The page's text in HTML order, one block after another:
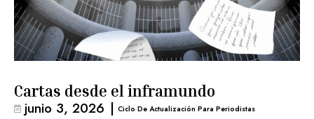
Cartas desde el inframundo
junio 3, 2026 | Ciclo De Actualización Para Periodistas